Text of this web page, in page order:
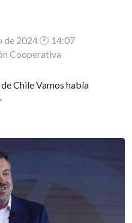
de 2024 🕐 14:07
Cooperativa
Chile Vamos había